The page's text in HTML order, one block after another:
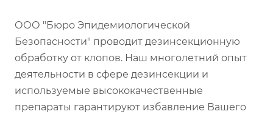
ООО "Бюро Эпидемиологической
Безопасности" проводит дезинсекционную
обработку от клопов. Наш многолетний опыт
деятельности в сфере дезинсекции и
используемые высококачественные
препараты гарантируют избавление Вашего